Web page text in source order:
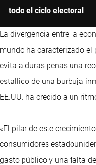
todo el ciclo electoral
La divergencia entre la
mundo ha caracterizado el
evita a duras penas una
estallido de una burbuja
EE.UU. ha crecido a un
«El pilar de este
consumidores
gasto público y una falta